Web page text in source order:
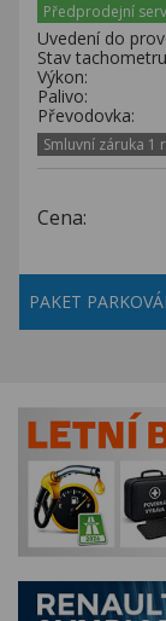
Předprodejní
Uvedení do
Stav
Výkon:
Palivo:
Převodovka:
Smluvní záruka 1
Cena:
PAKET